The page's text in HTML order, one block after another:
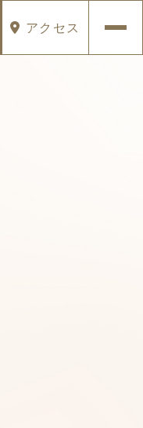
アクセス